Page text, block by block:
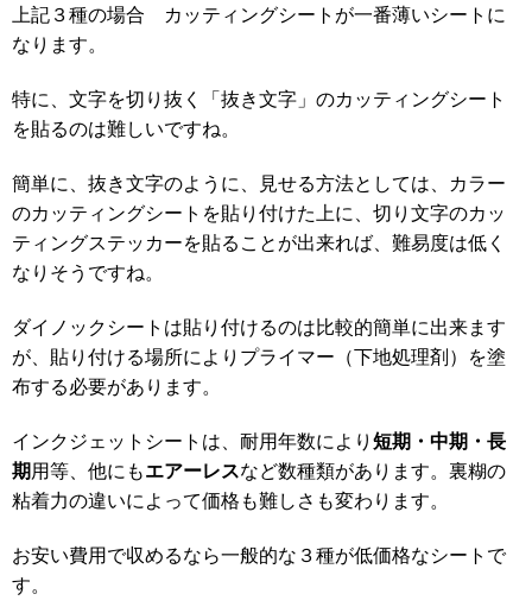
上記３種の場合 カッティングシートが一番薄いシートに
なります。
特に、文字を切り抜く「抜き文字」のカッティングシート
を貼るのは難しいですね。
簡単に、抜き文字のように、見せる方法としては、カラー
のカッティングシートを貼り付けた上に、切り文字のカッ
ティングステッカーを貼ることが出来れば、難易度は低く
なりそうですね。
ダイノックシートは貼り付けるのは比較的簡単に出来ます
が、貼り付ける場所によりプライマー（下地処理剤）を塗
布する必要があります。
インクジェットシートは、耐用年数により短期・中期・長
期用等、他にもエアーレスなど数種類があります。裏糊の
粘着力の違いによって価格も難しさも変わります。
お安い費用で収めるなら一般的な３種が低価格なシートで
す。